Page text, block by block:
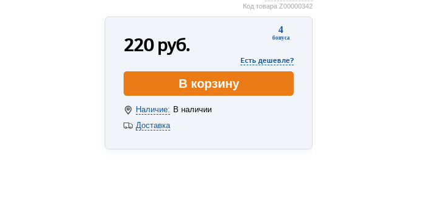
Код товара Z00000342
4
бонуса
220руб.
Есть дешевле?
В корзину
Наличие: В наличии
Доставка